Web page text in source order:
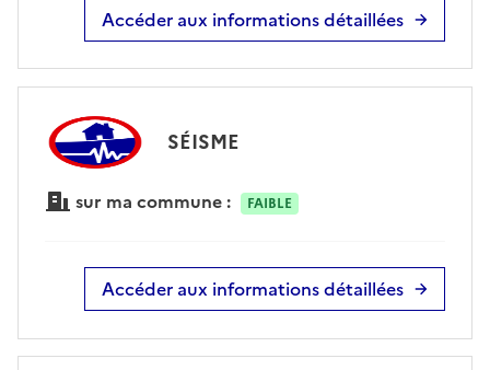
Accéder aux informations détaillées
SÉISME
sur ma commune : FAIBLE
Accéder aux informations détaillées